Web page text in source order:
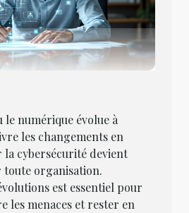
le numérique évolue à
les changements en
la cybersécurité devient
organisation.
est essentiel pour
les menaces et rester en